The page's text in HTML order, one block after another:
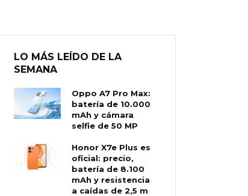
LO MÁS LEÍDO DE LA
SEMANA
Oppo A7 Pro Max:
batería de 10.000
mAh y cámara
selfie de 50 MP
Honor X7e Plus es
oficial: precio,
batería de 8.100
mAh y resistencia
a caídas de 2,5 m